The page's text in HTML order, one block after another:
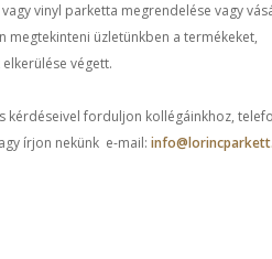
vinyl parketta megrendelése vagy
megtekinteni üzletünkben a termékeket,
végett.
kérdéseivel forduljon kollégáinkhoz,
írjon nekünk e-mail: